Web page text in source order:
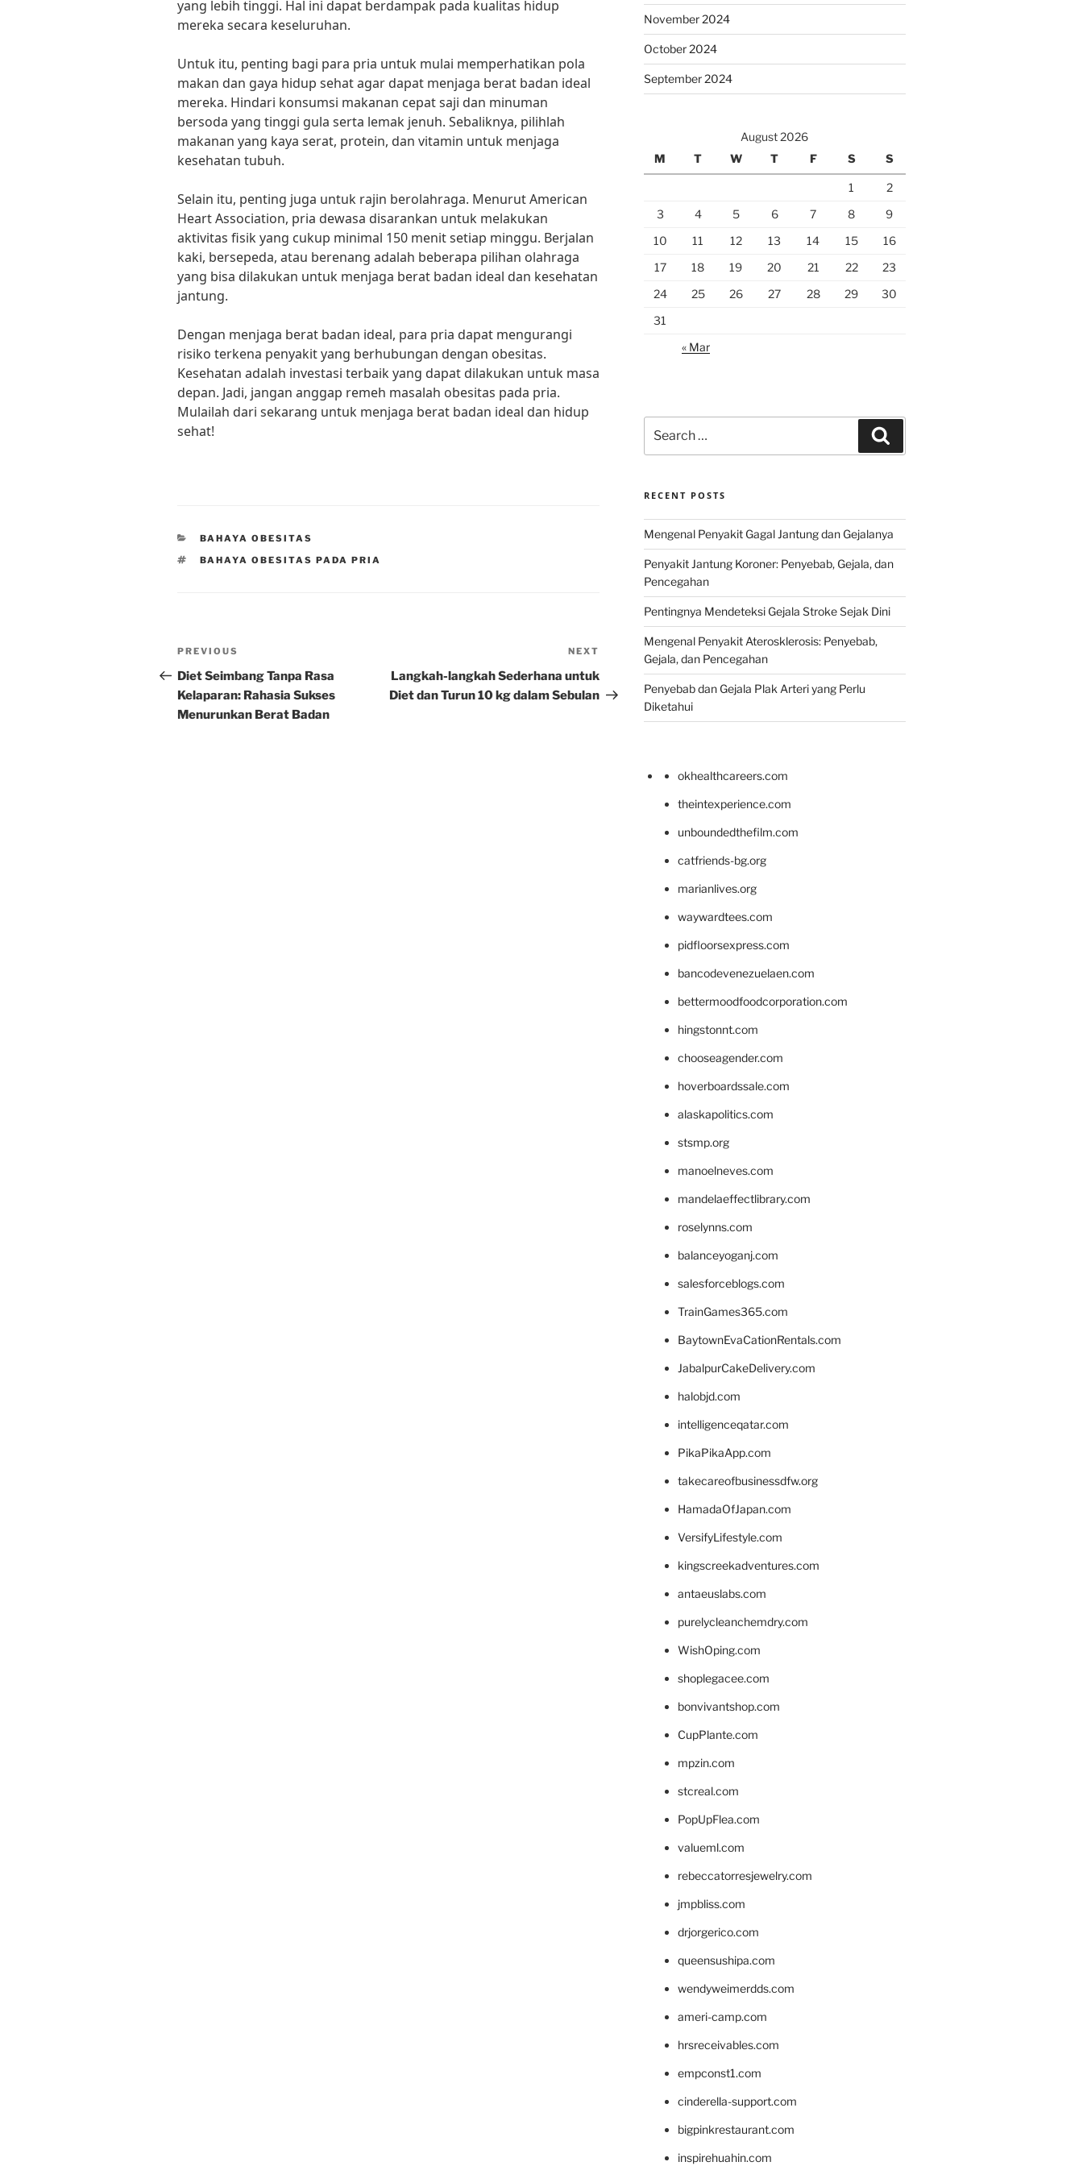
yang lebih tinggi. Hal ini dapat berdampak pada kualitas hidup
mereka secara keseluruhan.
Untuk itu, penting bagi para pria untuk mulai memperhatikan pola
makan dan gaya hidup sehat agar dapat menjaga berat badan ideal
mereka. Hindari konsumsi makanan cepat saji dan minuman
bersoda yang tinggi gula serta lemak jenuh. Sebaliknya, pilihlah
makanan yang kaya serat, protein, dan vitamin untuk menjaga
kesehatan tubuh.
Selain itu, penting juga untuk rajin berolahraga. Menurut American
Heart Association, pria dewasa disarankan untuk melakukan
aktivitas fisik yang cukup minimal 150 menit setiap minggu. Berjalan
kaki, bersepeda, atau berenang adalah beberapa pilihan olahraga
yang bisa dilakukan untuk menjaga berat badan ideal dan kesehatan
jantung.
Dengan menjaga berat badan ideal, para pria dapat mengurangi
risiko terkena penyakit yang berhubungan dengan obesitas.
Kesehatan adalah investasi terbaik yang dapat dilakukan untuk masa
depan. Jadi, jangan anggap remeh masalah obesitas pada pria.
Mulailah dari sekarang untuk menjaga berat badan ideal dan hidup
sehat!
CATEGORIES
BAHAYA OBESITAS
TAGS
BAHAYA OBESITAS PADA PRIA
Post
navigation
Previous
Post
PREVIOUS
Diet Seimbang Tanpa Rasa
Kelaparan: Rahasia Sukses
Menurunkan Berat Badan
Post
NEXT
Langkah-langkah Sederhana untuk
Diet dan Turun 10 kg dalam Sebulan
November 2024
October 2024
September 2024
August 2026
M
T W T F S S
1
2
3
4 5 6 7 8
9
10
11 12 13 14 15
16
17
18 19 20 21 22
23
24
25 26 27 28 29
30
31
« Mar
for:
RECENT POSTS
Mengenal Penyakit Gagal Jantung dan Gejalanya
Penyakit Jantung Koroner: Penyebab, Gejala, dan
Pencegahan
Pentingnya Mendeteksi Gejala Stroke Sejak Dini
Mengenal Penyakit Aterosklerosis: Penyebab,
Gejala, dan Pencegahan
Penyebab dan Gejala Plak Arteri yang Perlu
Diketahui
okhealthcareers.com
theintexperience.com
unboundedthefilm.com
catfriends-bg.org
marianlives.org
waywardtees.com
pidfloorsexpress.com
bancodevenezuelaen.com
bettermoodfoodcorporation.com
hingstonnt.com
chooseagender.com
hoverboardssale.com
alaskapolitics.com
stsmp.org
manoelneves.com
mandelaeffectlibrary.com
roselynns.com
balanceyoganj.com
salesforceblogs.com
TrainGames365.com
BaytownEvaCationRentals.com
JabalpurCakeDelivery.com
halobjd.com
intelligenceqatar.com
PikaPikaApp.com
takecareofbusinessdfw.org
HamadaOfJapan.com
VersifyLifestyle.com
kingscreekadventures.com
antaeuslabs.com
purelycleanchemdry.com
WishOping.com
shoplegacee.com
bonvivantshop.com
CupPlante.com
mpzin.com
stcreal.com
PopUpFlea.com
valueml.com
rebeccatorresjewelry.com
jmpbliss.com
drjorgerico.com
queensushipa.com
wendyweimerdds.com
ameri-camp.com
hrsreceivables.com
empconst1.com
cinderella-support.com
bigpinkrestaurant.com
inspirehuahin.com